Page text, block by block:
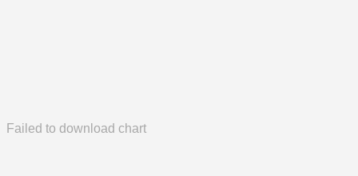
Failed to download chart